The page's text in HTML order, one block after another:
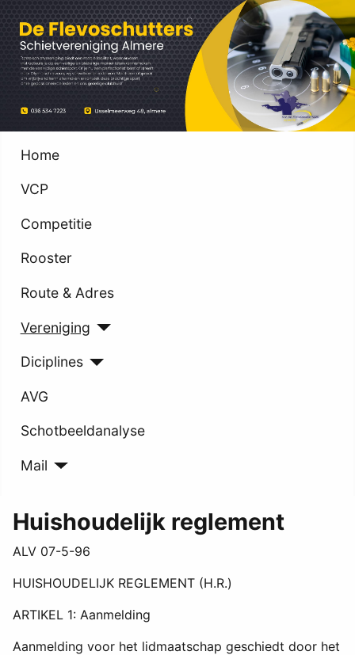
Home
VCP
Competitie
Rooster
Route & Adres
Vereniging
Diciplines
AVG
Schotbeeldanalyse
Mail
Huishoudelijk reglement
ALV 07-5-96
HUISHOUDELIJK REGLEMENT (H.R.)
ARTIKEL 1: Aanmelding
Aanmelding voor het lidmaatschap geschiedt door het